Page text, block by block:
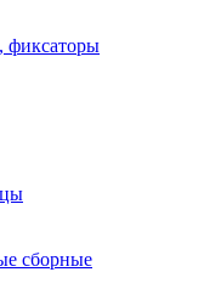
фиксаторы
сборные